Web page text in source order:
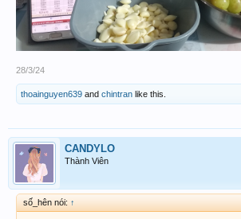
28/3/24
thoainguyen639 and chintran like this.
CANDYLO
Thành Viên
số_hên nói: ↑